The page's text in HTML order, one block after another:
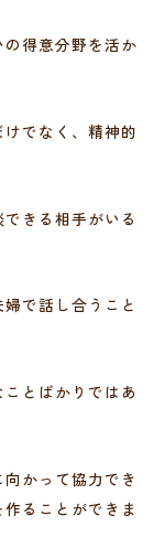
得意分野を活か
でなく、精神的
きる相手がいる
で話し合うこと
とばかりではあ
かって協力でき
ることができま